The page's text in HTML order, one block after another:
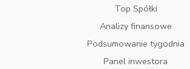
Top Spółki
Analizy finansowe
Podsumowanie tygodnia
Panel inwestora